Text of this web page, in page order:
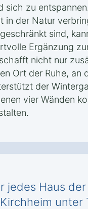
sich zu
in der Natur
sind,
Ergänzung
nicht nur
Ort der Ruhe, an
der
vier Wänden
jedes Haus
unter